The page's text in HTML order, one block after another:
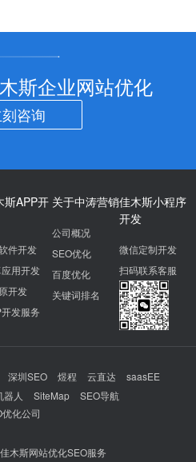
斯企业网站优化
咨询
斯APP开
件开发
用开发
开发
发服务
关于中涛营销
公司概况
SEO优化
百度优化
关键词排名
佳木斯小程序
开发
微信定制开发
扫码联系客服
深圳SEO 煜程 云直达
saasEE
器人 SiteMap
SEO导航
化公司
木斯网站优化SEO服务